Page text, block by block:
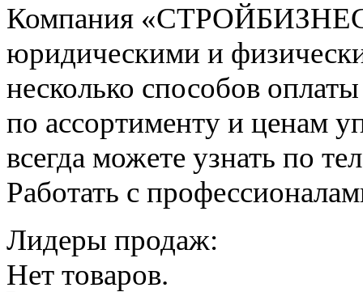
Компания
юридическими и
несколько способов
по ассортименту и ценам
всегда можете узнать по
Работать с
Лидеры продаж:
Нет товаров.